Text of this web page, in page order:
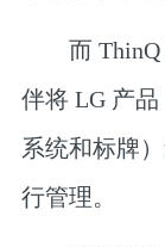
而 ThinQ
伴将 LG 产
系统和标牌
行管理。